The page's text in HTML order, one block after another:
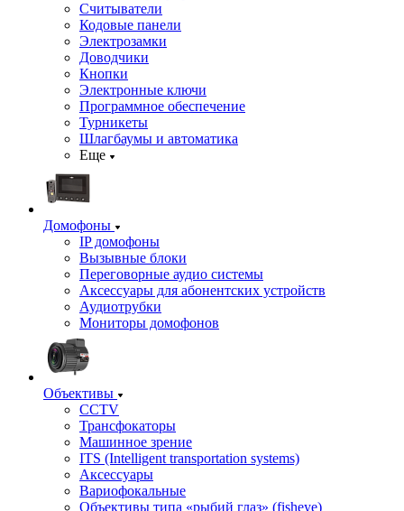
Считыватели
Кодовые панели
Электрозамки
Доводчики
Кнопки
Электронные ключи
Программное обеспечение
Турникеты
Шлагбаумы и автоматика
Еще
Домофоны
IP домофоны
Вызывные блоки
Переговорные аудио системы
Аксессуары для абонентских устройств
Аудиотрубки
Мониторы домофонов
Объективы
CCTV
Трансфокаторы
Машинное зрение
ITS (Intelligent transportation systems)
Аксессуары
Вариофокальные
Объективы типа «рыбий глаз» (fisheye)